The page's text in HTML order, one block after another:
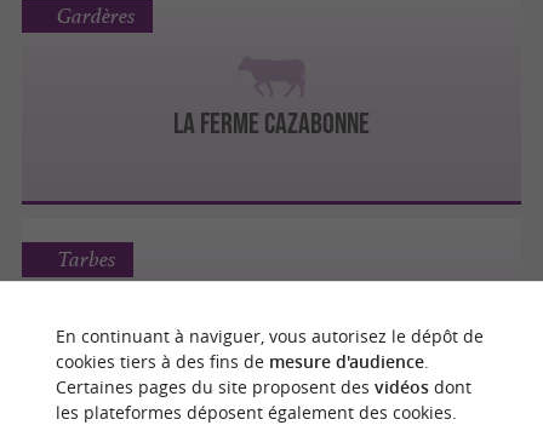
LA FERME CAZABONNE
Gardères
SOCIETE DU PORC NOIR
Tarbes
En continuant à naviguer, vous autorisez le dépôt de
cookies tiers à des fins de mesure d'audience.
Certaines pages du site proposent des vidéosdont
les plateformes déposent également des cookies.